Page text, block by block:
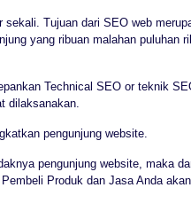
sekali. Tujuan dari SEO web
yang ribuan malahan puluhan
Technical SEO or teknik
dilaksanakan.
pengunjung website.
pengunjung website, maka
Produk dan Jasa Anda